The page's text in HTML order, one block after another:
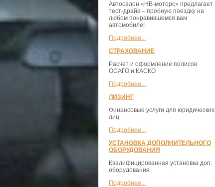
Автосалон «НВ-моторс» предлагает
тест-драйв – пробную поездку на
любом понравившемся вам
автомобиле!
Подробнее...
СТРАХОВАНИЕ
Расчет и оформление полисов
ОСАГО и КАСКО
Подробнее...
ЛИЗИНГ
Финансовые услуги для юридических
лиц
Подробнее...
УСТАНОВКА ДОПОЛНИТЕЛЬНОГО
ОБОРУДОВАНИЯ
Квалифицированная установка доп.
оборудования
Подробнее...